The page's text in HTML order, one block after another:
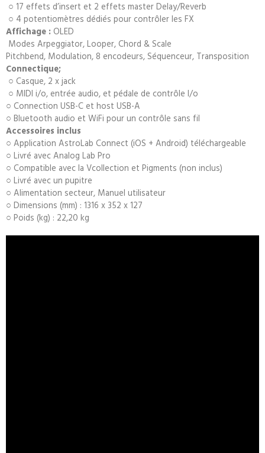
○ 17 effets d’insert et 2 effets master Delay/Reverb
○ 4 potentiomètres dédiés pour contrôler les FX
Affichage : OLED
Modes Arpeggiator, Looper, Chord & Scale
Pitchbend, Modulation, 8 encodeurs, Séquenceur, Transposition
Connectique;
○ Casque, 2 x jack
○ MIDI i/o, entrée audio, et pédale de contrôle I/o
○ Connection USB-C et host USB-A
○ Bluetooth audio et WiFi pour un contrôle sans fil
Accessoires inclus
○ Application AstroLab Connect (iOS + Android) téléchargeable
○ Livré avec Analog Lab Pro
○ Compatible avec la Vcollection et Pigments (non inclus)
○ Livré avec un pupitre
○ Alimentation secteur, Manuel utilisateur
○ Dimensions (mm) : 1316 x 352 x 127
○ Poids (kg) : 22,20 kg